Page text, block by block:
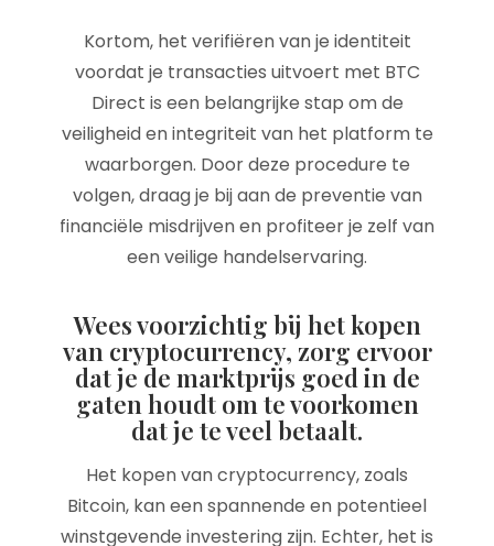
Kortom, het verifiëren van je identiteit
voordat je transacties uitvoert met BTC
Direct is een belangrijke stap om de
veiligheid en integriteit van het platform te
waarborgen. Door deze procedure te
volgen, draag je bij aan de preventie van
financiële misdrijven en profiteer je zelf van
een veilige handelservaring.
Wees voorzichtig bij het kopen
van cryptocurrency, zorg ervoor
dat je de marktprijs goed in de
gaten houdt om te voorkomen
dat je te veel betaalt.
Het kopen van cryptocurrency, zoals
Bitcoin, kan een spannende en potentieel
winstgevende investering zijn. Echter, het is